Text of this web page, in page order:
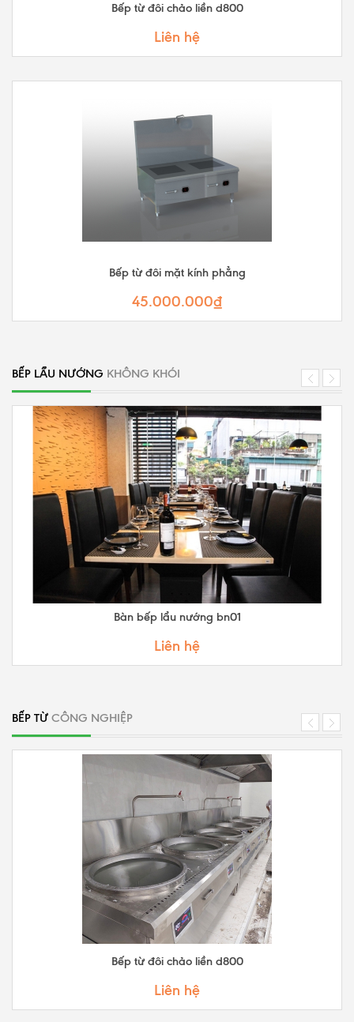
Bếp từ đôi chảo liền d800
Liên hệ
Bếp từ đôi mặt kính phẳng
45.000.000₫
BẾP LẨU NƯỚNG KHÔNG KHÓI
Bàn bếp lẩu nướng bn01
Liên hệ
BẾP TỪ CÔNG NGHIỆP
Bếp từ đôi chảo liền d800
Liên hệ